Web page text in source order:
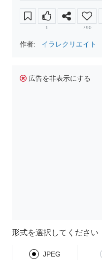
1 790
作者: イラレクリエイト
広告を非表示にする
形式を選択してください
JPEG